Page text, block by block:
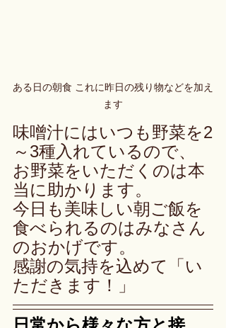
ある日の朝食 これに昨日の残り物などを加え
ます
味噌汁にはいつも野菜を2
～3種入れているので、
お野菜をいただくのは本
当に助かります。
今日も美味しい朝ご飯を
食べられるのはみなさん
のおかげです。
感謝の気持を込めて「い
ただきます！」